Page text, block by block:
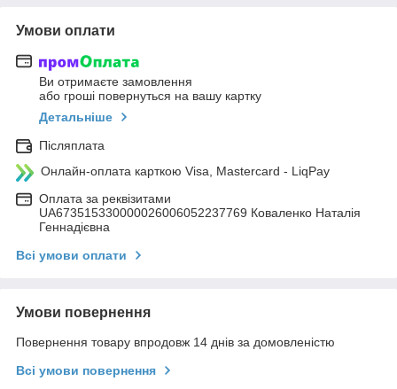
Умови оплати
Ви отримаєте замовлення
або гроші повернуться на вашу картку
Детальніше
Післяплата
Онлайн-оплата карткою Visa, Mastercard - LiqPay
Оплата за реквізитами
UA673515330000026006052237769 Коваленко Наталія
Геннадієвна
Всі умови оплати
Умови повернення
Повернення товару впродовж 14 днів за домовленістю
Всі умови повернення